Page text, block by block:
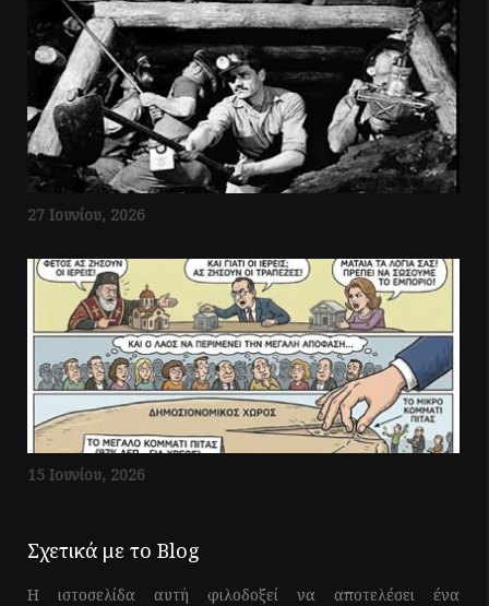
27 Ιουνίου, 2026
15 Ιουνίου, 2026
Σχετικά με το Blog
Η ιστοσελίδα αυτή φιλοδοξεί να αποτελέσει ένα